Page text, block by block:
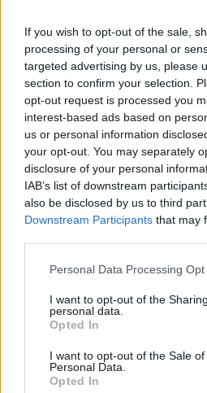
If you wish to opt-out of the sale,
processing of your personal or
targeted advertising by us, please
section to confirm your selection.
opt-out request is processed you
interest-based ads based on
us or personal information
your opt-out. You may separately
disclosure of your personal
IAB’s list of downstream
also be disclosed by us to third
Downstream Participants that may
Personal Data Processing
I want to opt-out of the
personal data.
Opted In
I want to opt-out of the Sale of
Personal Data.
Opted In
Ανταγωνιστικές αποδοχές και
Bonus επίτευξης στόχων
Συνεχής εκπαίδευση και
Απόκτηση επαγγελματικής
Αποστολή βιογραφικών με
Θέσεις εργασίας